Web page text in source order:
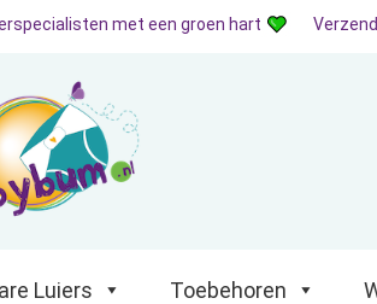
Toebehoren
met een groen hart
Luiers Toebehoren